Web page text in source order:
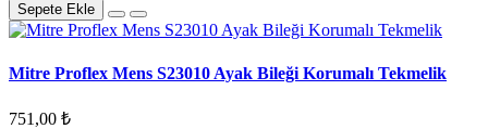
Sepete Ekle
Mitre Proflex Mens S23010 Ayak Bileği Korumalı Tekmelik
751,00 ₺